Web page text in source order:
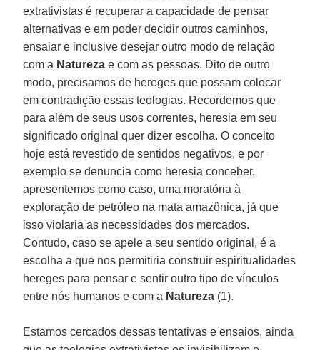
extrativistas é recuperar a capacidade de pensar
alternativas e em poder decidir outros caminhos,
ensaiar e inclusive desejar outro modo de relação
com a Natureza e com as pessoas. Dito de outro
modo, precisamos de hereges que possam colocar
em contradição essas teologias. Recordemos que
para além de seus usos correntes, heresia em seu
significado original quer dizer escolha. O conceito
hoje está revestido de sentidos negativos, e por
exemplo se denuncia como heresia conceber,
apresentemos como caso, uma moratória à
exploração de petróleo na mata amazônica, já que
isso violaria as necessidades dos mercados.
Contudo, caso se apele a seu sentido original, é a
escolha a que nos permitiria construir espiritualidades
hereges para pensar e sentir outro tipo de vínculos
entre nós humanos e com a Natureza (1).
Estamos cercados dessas tentativas e ensaios, ainda